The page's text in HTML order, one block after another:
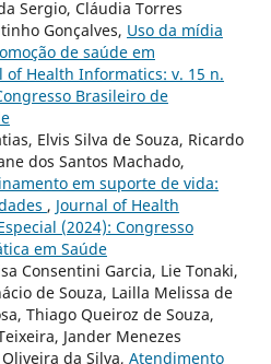
Sergio, Cláudia Torres
Gonçalves, Uso da mídia
de saúde em
of Health Informatics: v. 15 n.
Brasileiro de
Elvis Silva de Souza, Ricardo
dos Santos Machado,
em suporte de vida:
, Journal of Health
(2024): Congresso
em Saúde
Consentini Garcia, Lie Tonaki,
de Souza, Lailla Melissa de
Thiago Queiroz de Souza,
Jander Menezes
da Silva, Atendimento